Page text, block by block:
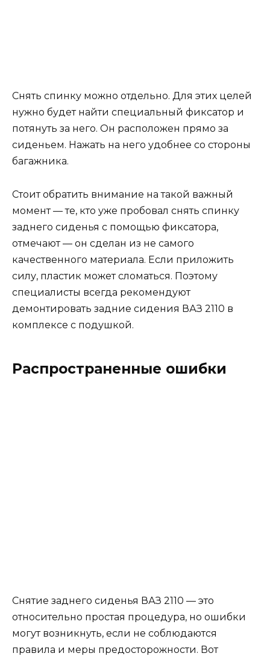
Снять спинку можно отдельно. Для этих целей
нужно будет найти специальный фиксатор и
потянуть за него. Он расположен прямо за
сиденьем. Нажать на него удобнее со стороны
багажника.
Стоит обратить внимание на такой важный
момент — те, кто уже пробовал снять спинку
заднего сиденья с помощью фиксатора,
отмечают — он сделан из не самого
качественного материала. Если приложить
силу, пластик может сломаться. Поэтому
специалисты всегда рекомендуют
демонтировать задние сидения ВАЗ 2110 в
комплексе с подушкой.
Распространенные ошибки
Снятие заднего сиденья ВАЗ 2110 — это
относительно простая процедура, но ошибки
могут возникнуть, если не соблюдаются
правила и меры предосторожности. Вот